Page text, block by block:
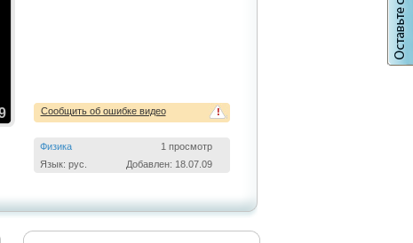
!
Сообщить об ошибке видео
Физика
1 просмотр
Язык: рус.
Добавлен: 18.07.09